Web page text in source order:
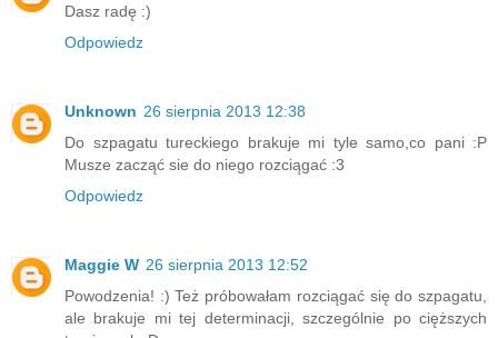
Dasz radę :)
Odpowiedz
Unknown 26 sierpnia 2013 12:38
Do szpagatu tureckiego brakuje mi tyle samo,co pani :P
Musze zacząć sie do niego rozciągać :3
Odpowiedz
Maggie W 26 sierpnia 2013 12:52
Powodzenia! :) Też próbowałam rozciągać się do szpagatu,
ale brakuje mi tej determinacji, szczególnie po cięższych